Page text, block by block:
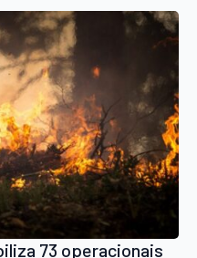
73 operacionais